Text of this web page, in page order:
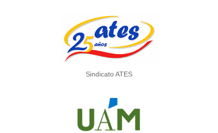
Sindicato ATES